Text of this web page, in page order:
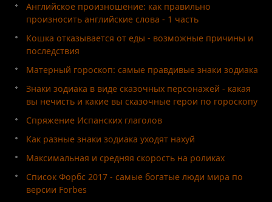
Английское произношение: как правильно
произносить английские слова - 1 часть
Кошка отказывается от еды - возможные причины и
последствия
Матерный гороскоп: самые правдивые знаки зодиака
Знаки зодиака в виде сказочных персонажей - какая
вы нечисть и какие вы сказочные герои по гороскопу
Спряжение Испанских глаголов
Как разные знаки зодиака уходят нахуй
Максимальная и средняя скорость на роликах
Список Форбс 2017 - самые богатые люди мира по
версии Forbes